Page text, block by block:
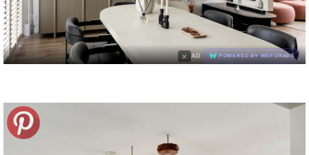
× AD POWERED BY WEFORADS